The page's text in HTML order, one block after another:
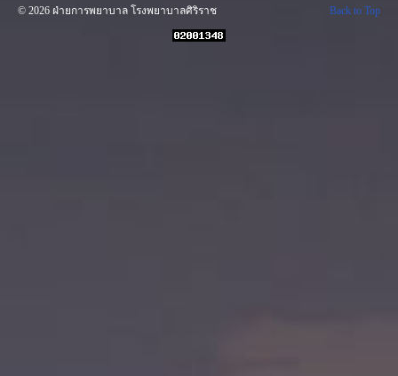
Back to Top
© 2026 ฝ่ายการพยาบาล โรงพยาบาลศิริราช